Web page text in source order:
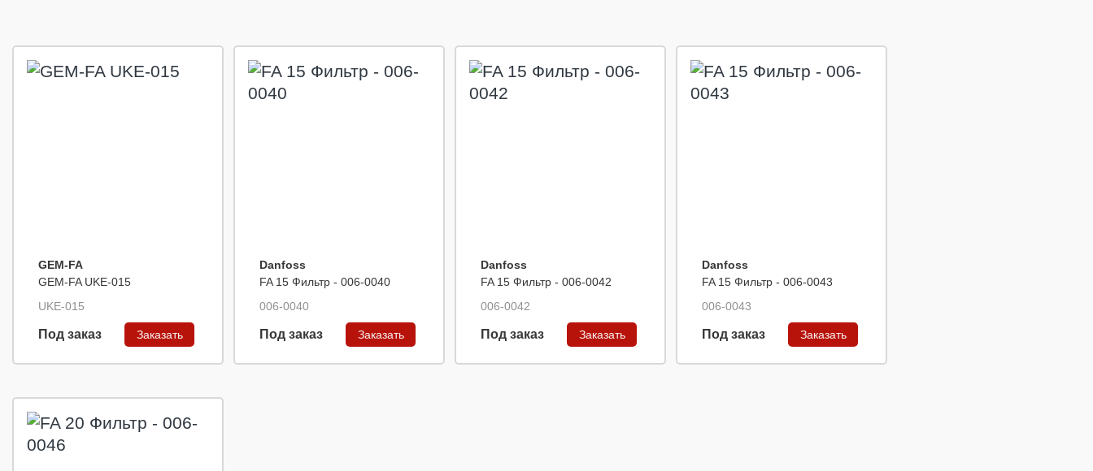
GEM-FA
GEM-FA UKE-015
UKE-015
Под заказ Заказать
Danfoss
FA 15 Фильтр - 006-0040
006-0040
Под заказ Заказать
Danfoss
FA 15 Фильтр - 006-0042
006-0042
Под заказ Заказать
Danfoss
FA 15 Фильтр - 006-0043
006-0043
Под заказ Заказать